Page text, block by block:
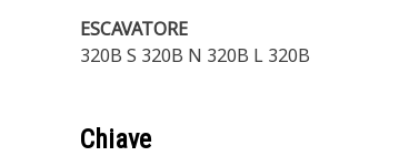
ESCAVATORE
320B S 320B N 320B L 320B
Chiave